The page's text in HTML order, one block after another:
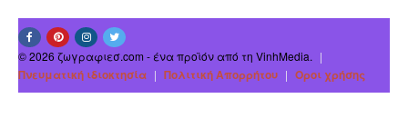
© 2026 ζωγραφιεσ.com - ένα προϊόν από τη VinhMedia. |
Πνευματική ιδιοκτησία | Πολιτική Απορρήτου | Οροι χρήσης